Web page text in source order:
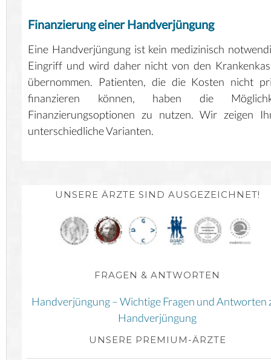
Finanzierung einer Handverjüngung
Eine Handverjüngung ist kein medizinisch
Eingriff und wird daher nicht von den
übernommen. Patienten, die die Kosten nicht
finanzieren können, haben die
Finanzierungsoptionen zu nutzen. Wir zeigen
unterschiedliche Varianten.
UNSERE ÄRZTE SIND AUSGEZEICHNET!
FRAGEN & ANTWORTEN
Handverjüngung – Wichtige Fragen und Antworten
Handverjüngung
UNSERE PREMIUM-ÄRZTE